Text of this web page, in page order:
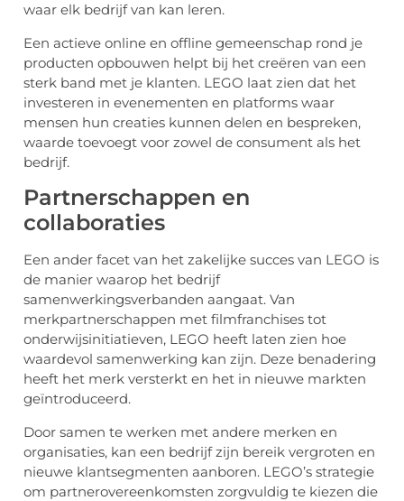
waar elk bedrijf van kan leren.
Een actieve online en offline gemeenschap rond je
producten opbouwen helpt bij het creëren van een
sterk band met je klanten. LEGO laat zien dat het
investeren in evenementen en platforms waar
mensen hun creaties kunnen delen en bespreken,
waarde toevoegt voor zowel de consument als het
bedrijf.
Partnerschappen en
collaboraties
Een ander facet van het zakelijke succes van LEGO is
de manier waarop het bedrijf
samenwerkingsverbanden aangaat. Van
merkpartnerschappen met filmfranchises tot
onderwijsinitiatieven, LEGO heeft laten zien hoe
waardevol samenwerking kan zijn. Deze benadering
heeft het merk versterkt en het in nieuwe markten
geïntroduceerd.
Door samen te werken met andere merken en
organisaties, kan een bedrijf zijn bereik vergroten en
nieuwe klantsegmenten aanboren. LEGO’s strategie
om partnerovereenkomsten zorgvuldig te kiezen die